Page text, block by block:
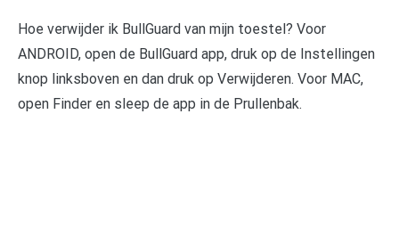
Hoe verwijder ik BullGuard van mijn toestel? Voor
ANDROID, open de BullGuard app, druk op de Instellingen
knop linksboven en dan druk op Verwijderen. Voor MAC,
open Finder en sleep de app in de Prullenbak.